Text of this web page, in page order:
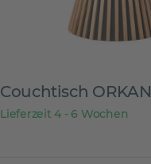
Couchtisch ORKAN
Lieferzeit 4 - 6 Wochen